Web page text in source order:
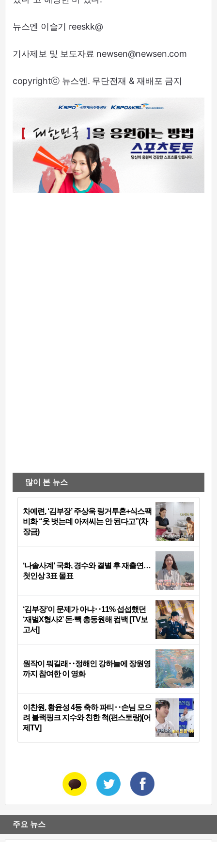
뉴스엔 이슬기 reeskk@
기사제보 및 보도자료 newsen@newsen.com
copyrightⓒ 뉴스엔. 무단전재 & 재배포 금지
많이 본 뉴스
차예련, ‘김부장’ 주상욱 링거투혼+식스팩
비화 “옷 벗는데 아저씨는 안 된다고”(차
장금)
‘나솔사계’ 국화, 경수와 결별 후 재출연…
첫인상 3표 몰표
‘김부장’이 문제가 아냐‥11% 섭섭했던
‘재벌X형사2’ 돈·빽 총동원해 컴백 [TV보
고서]
원작이 뭐길래‥정해인 강하늘에 장원영
까지 참여한 이 영화
이찬원, 황윤성 4등 축하 파티‥손님 모으
려 블랙핑크 지수와 친한 척(편스토랑)[어
제TV]
주요 뉴스